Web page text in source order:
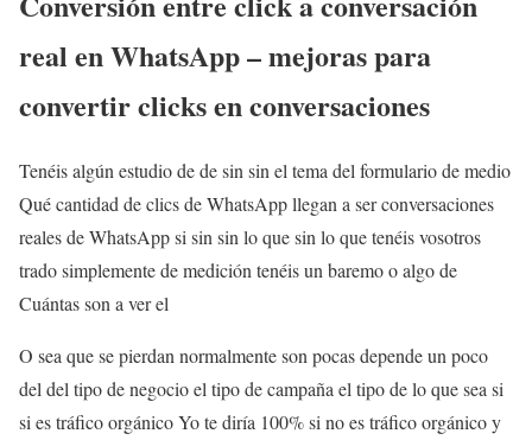
real en WhatsApp – mejoras para
convertir clicks en conversaciones
Tenéis algún estudio de de sin sin el tema del formulario de medio
Qué cantidad de clics de WhatsApp llegan a ser conversaciones
reales de WhatsApp si sin sin lo que sin lo que tenéis vosotros
trado simplemente de medición tenéis un baremo o algo de
Cuántas son a ver el
O sea que se pierdan normalmente son pocas depende un poco
del del tipo de negocio el tipo de campaña el tipo de lo que sea si
si es tráfico orgánico Yo te diría 100% si no es tráfico orgánico y